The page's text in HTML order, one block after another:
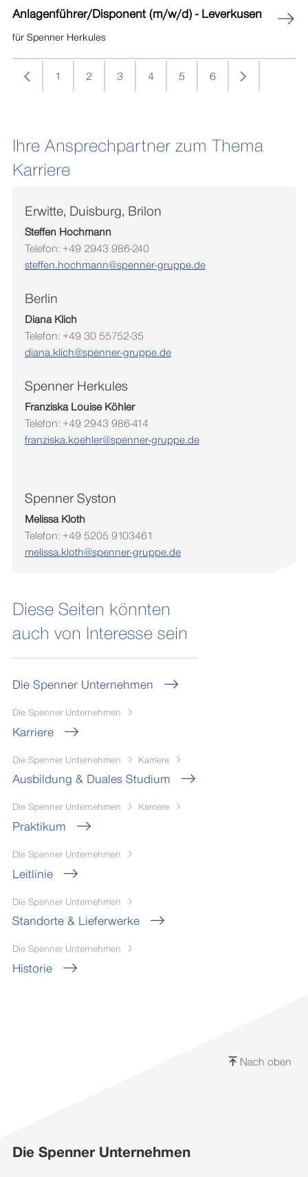
Anlagenführer/Disponent (m/w/d) - Leverkusen
für Spenner Herkules
1 2 3 4 5 6
Ihre Ansprechpartner zum Thema
Karriere
Erwitte, Duisburg, Brilon
Steffen Hochmann
Telefon: +49 2943 986-240
steffen.hochmann@spenner-gruppe.de
Berlin
Diana Klich
Telefon: +49 30 55752-35
diana.klich@spenner-gruppe.de
Spenner Herkules
Franziska LouiseKöhler
Telefon: +49 2943 986-414
franziska.koehler@spenner-gruppe.de
Spenner Syston
Melissa Kloth
Telefon: +49 5205 9103461
melissa.kloth@spenner-gruppe.de
Diese Seiten könnten
auch von Interesse sein
Die Spenner Unternehmen
Die Spenner Unternehmen
Karriere
Die Spenner Unternehmen Karriere
Ausbildung & Duales Studium
Die Spenner Unternehmen Karriere
Praktikum
Die Spenner Unternehmen
Leitlinie
Die Spenner Unternehmen
Standorte & Lieferwerke
Die Spenner Unternehmen
Historie
Nach oben
Die Spenner Unternehmen